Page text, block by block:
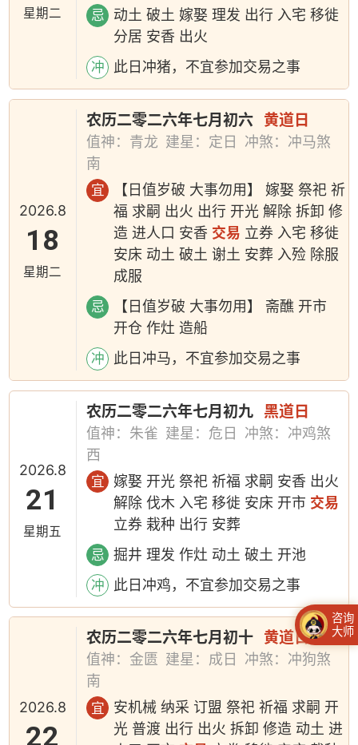
星期二 忌
动土 破土 嫁娶 理发 出行 入宅 移徙
分居 安香 出火
冲 此日冲猪，不宜参加交易之事
2026.8
18
星期二
农历二零二六年七月初六 黄道日
值神：青龙 建星：定日
冲煞：冲马煞
南
宜
【日值岁破 大事勿用】 嫁娶 祭祀 祈
福 求嗣 出火 出行 开光 解除 拆卸 修
造 进人口 安香 交易 立券 入宅 移徙
安床 动土 破土 谢土 安葬 入殓 除服
成服
忌
【日值岁破 大事勿用】 斋醮 开市
开仓 作灶 造船
冲 此日冲马，不宜参加交易之事
2026.8
21
星期五
农历二零二六年七月初九 黑道日
值神：朱雀 建星：危日
冲煞：冲鸡煞
西
宜
嫁娶 开光 祭祀 祈福 求嗣 安香 出火
解除 伐木 入宅 移徙 安床 开市 交易
立券 栽种 出行 安葬
忌 掘井 理发 作灶 动土 破土 开池
冲 此日冲鸡，不宜参加交易之事
2026.8
22
农历二零二六年七月初十 黄道日
值神：金匮 建星：成日
冲煞：冲狗煞
南
宜
安机械 纳采 订盟 祭祀 祈福 求嗣 开
光 普渡 出行 出火 拆卸 修造 动土 进
咨询
大师